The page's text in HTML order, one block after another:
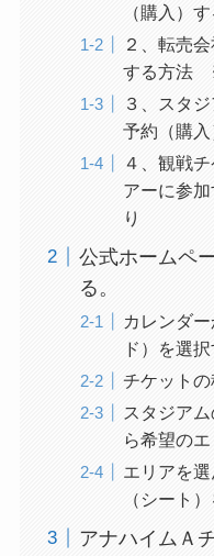
（購入）
２、転売
する方法
３、スタ
予約（購
４、観戦
アーに参
り
公式ホームペ
る。
カレンダ
ド）を選択
チケット
スタジア
ら希望の
エリアを
（シート
アナハイムＡ